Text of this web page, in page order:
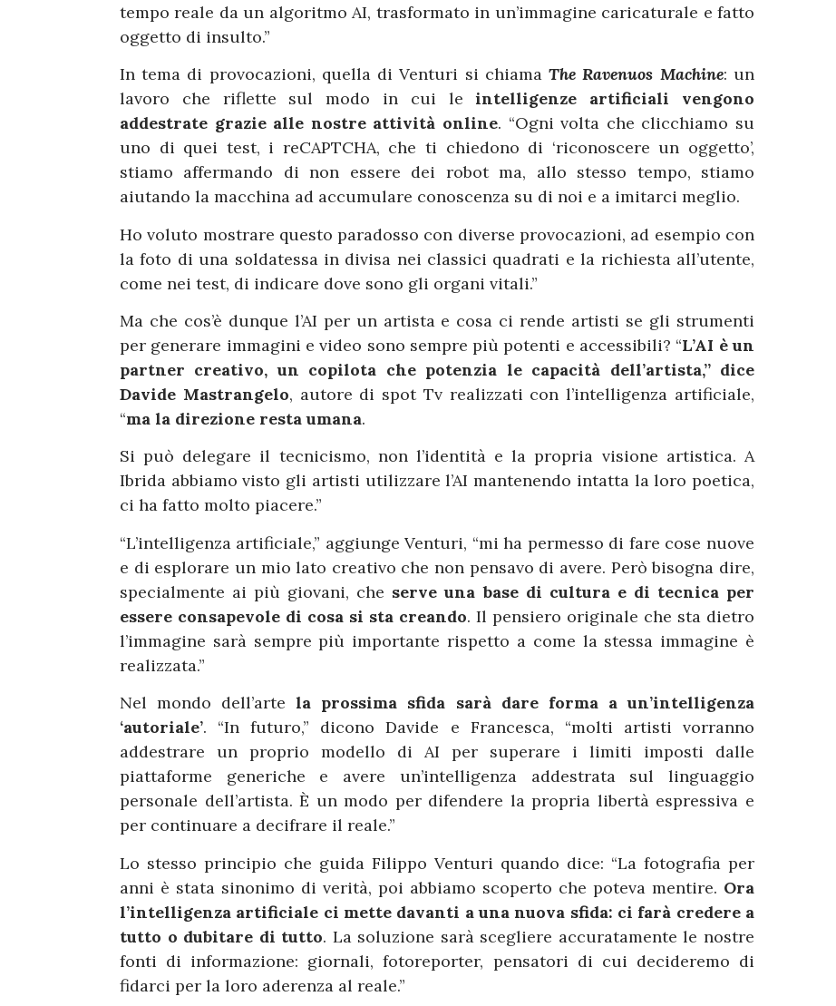
tempo reale da un algoritmo AI, trasformato in un’immagine caricaturale e fatto
oggetto di insulto.”
In tema di provocazioni, quella di Venturi si chiamaThe Ravenuos Machine: un
lavoro che riflette sul modo in cui leintelligenze artificiali vengono
addestrate grazie alle nostre attività online. “Ogni volta che clicchiamo su
uno di quei test, i reCAPTCHA, che ti chiedono di ‘riconoscere un oggetto’,
stiamo affermando di non essere dei robot ma, allo stesso tempo, stiamo
aiutando la macchina ad accumulare conoscenza su di noi e a imitarci meglio.
Ho voluto mostrare questo paradosso con diverse provocazioni, ad esempio con
la foto di una soldatessa in divisa nei classici quadrati e la richiesta all’utente,
come nei test, di indicare dove sono gli organi vitali.”
Ma che cos’è dunque l’AI per un artista e cosa ci rende artisti se gli strumenti
per generare immagini e video sono sempre più potenti e accessibili? “L’AI è un
partner creativo, un copilota che potenzia le capacità dell’artista,” dice
Davide Mastrangelo, autore di spot Tv realizzati con l’intelligenza artificiale,
“ma la direzione resta umana.
Si può delegare il tecnicismo, non l’identità e la propria visione artistica. A
Ibrida abbiamo visto gli artisti utilizzare l’AI mantenendo intatta la loro poetica,
ci ha fatto molto piacere.”
“L’intelligenza artificiale,” aggiunge Venturi, “mi ha permesso di fare cose nuove
e di esplorare un mio lato creativo che non pensavo di avere. Però bisogna dire,
specialmente ai più giovani, che serve una base di cultura e di tecnica per
essere consapevole di cosa si sta creando. Il pensiero originale che sta dietro
l’immagine sarà sempre più importante rispetto a come la stessa immagine è
realizzata.”
Nel mondo dell’artela prossima sfida sarà dare forma a un’intelligenza
‘autoriale’. “In futuro,” dicono Davide e Francesca, “molti artisti vorranno
addestrare un proprio modello di AI per superare i limiti imposti dalle
piattaforme generiche e avere un’intelligenza addestrata sul linguaggio
personale dell’artista. È un modo per difendere la propria libertà espressiva e
per continuare a decifrare il reale.”
Lo stesso principio che guida Filippo Venturi quando dice: “La fotografia per
anni è stata sinonimo di verità, poi abbiamo scoperto che poteva mentire. Ora
l’intelligenza artificiale ci mette davanti a una nuova sfida: ci farà credere a
tutto o dubitare di tutto. La soluzione sarà scegliere accuratamente le nostre
fonti di informazione: giornali, fotoreporter, pensatori di cui decideremo di
fidarci per la loro aderenza al reale.”